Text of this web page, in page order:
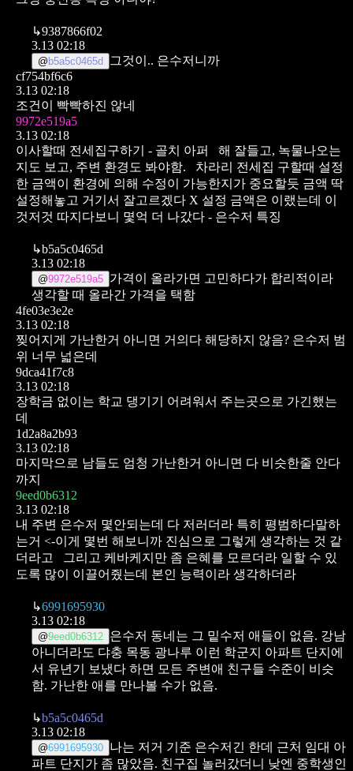
↳9387866f02
3.13 02:18
@ b5a5c0465d
그것이.. 은수저니까
cf754bf6c6
3.13 02:18
조건이 빡빡하진 않네
9972e519a5
3.13 02:18
이사할때 전세집구하기 - 골치 아퍼
해 잘들고, 녹물나오는
지도 보고, 주변 환경도 봐야함.
차라리 전세집 구할때 설정
한 금액이 환경에 의해 수정이 가능한지가 중요할듯 금액 딱
설정해놓고 거기서 잘고르겠다 X 설정 금액은 이랬는데 이
것저것 따지다보니 몇억 더 나갔다 - 은수저 특징
↳b5a5c0465d
3.13 02:18
@9972e519a5 가격이 올라가면 고민하다가 합리적이라
생각할 때 올라간 가격을 택함
4fe03e3e2e
3.13 02:18
찢어지게 가난한거 아니면 거의다 해당하지 않음? 은수저 범
위 너무 넓은데
9dca41f7c8
3.13 02:18
장학금 없이는 학교 댕기기 어려워서 주는곳으로 가긴했는
데
1d2a8a2b93
3.13 02:18
마지막으로 남들도 엄청 가난한거 아니면 다 비슷한줄 안다
까지
9eed0b6312
3.13 02:18
내 주변 은수저 몇안되는데 다 저러더라 특히 평범하다말하
는거 <-이게 몇번 해보니까 진심으로 그렇게 생각하는 것 같
더라고
그리고 케바케지만 좀 은혜를 모르더라 일할 수 있
도록 많이 이끌어줬는데 본인 능력이라 생각하더라
↳6991695930
3.13 02:18
@9eed0b6312 은수저 동네는 그 밑수저 애들이 없음. 강남
아니더라도 댜충 목동 광나루 이런 학군지 아파트 단지에
서 유년기 보냈다 하면 모든 주변애 친구들 수준이 비슷
함. 가난한 애를 만나볼 수가 없음.
↳b5a5c0465d
3.13 02:18
@6991695930 나는 저거 기준 은수저긴 한데 근처 임대 아
파트 단지가 좀 많았음. 친구집 놀러갔더니 낮엔 중학생인